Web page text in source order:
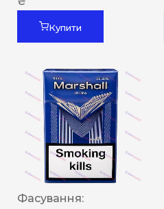
Купити
Фасування: